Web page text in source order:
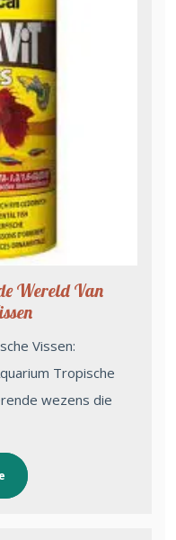
Wereld Van
Vissen:
Tropische
wezens die